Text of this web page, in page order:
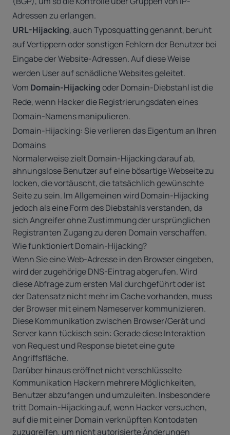
Adressen zu erlangen.
URL-Hijacking, auch Typosquatting genannt, beruht
auf Vertippern oder sonstigen Fehlern der Benutzer bei
Eingabe der Website-Adressen. Auf diese Weise
werden User auf schädliche Websites geleitet.
Vom Domain-Hijackingoder Domain-Diebstahl ist die
Rede, wenn Hacker die Registrierungsdaten eines
Domain-Namens manipulieren.
Domain-Hijacking: Sie verlieren das Eigentum an Ihren
Domains
Normalerweise zielt Domain-Hijacking darauf ab,
ahnungslose Benutzer auf eine bösartige Webseite zu
locken, die vortäuscht, die tatsächlich gewünschte
Seite zu sein. Im Allgemeinen wird Domain-Hijacking
jedoch als eine Form des Diebstahls verstanden, da
sich Angreifer ohne Zustimmung der ursprünglichen
Registranten Zugang zu deren Domain verschaffen.
Wie funktioniert Domain-Hijacking?
Wenn Sie eine Web-Adresse in den Browser eingeben,
wird der zugehörige DNS-Eintrag abgerufen. Wird
diese Abfrage zum ersten Mal durchgeführt oder ist
der Datensatz nicht mehr im Cache vorhanden, muss
der Browser mit einem Nameserver kommunizieren.
Diese Kommunikation zwischen Browser/Gerät und
Server kann tückisch sein: Gerade diese Interaktion
von Request und Response bietet eine gute
Angriffsfläche.
Darüber hinaus eröffnet nicht verschlüsselte
Kommunikation Hackern mehrere Möglichkeiten,
Benutzer abzufangen und umzuleiten. Insbesondere
tritt Domain-Hijacking auf, wenn Hacker versuchen,
auf die mit einer Domain verknüpften Kontodaten
zuzugreifen, um nicht autorisierte Änderungen